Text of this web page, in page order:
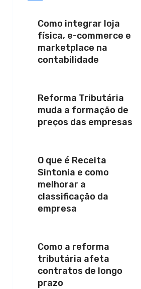
Como integrar loja
física, e-commerce e
marketplace na
contabilidade
Reforma Tributária
muda a formação de
preços das empresas
O que é Receita
Sintonia e como
melhorar a
classificação da
empresa
Como a reforma
tributária afeta
contratos de longo
prazo